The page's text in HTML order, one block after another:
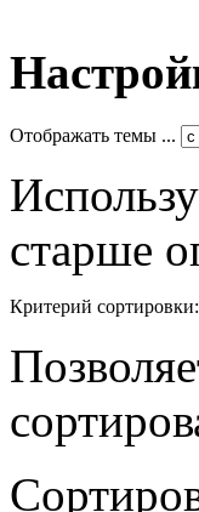
Отображать темы ...
старше
Критерий сортировки: